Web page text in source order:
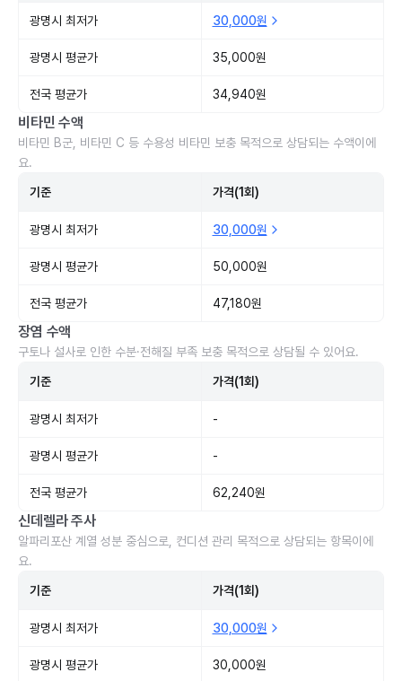
광명시 최저가 30,000원
광명시 평균가 35,000원
전국 평균가 34,940원
비타민 수액
비타민 B군, 비타민 C 등 수용성 비타민 보충 목적으로 상담되는 수액이에
요.
기준 가격(1회)
광명시 최저가 30,000원
광명시 평균가 50,000원
전국 평균가 47,180원
장염 수액
구토나 설사로 인한 수분·전해질 부족 보충 목적으로 상담될 수 있어요.
기준 가격(1회)
광명시 최저가 -
광명시 평균가 -
전국 평균가 62,240원
신데렐라 주사
알파리포산 계열 성분 중심으로, 컨디션 관리 목적으로 상담되는 항목이에
요.
기준 가격(1회)
광명시 최저가 30,000원
광명시 평균가 30,000원